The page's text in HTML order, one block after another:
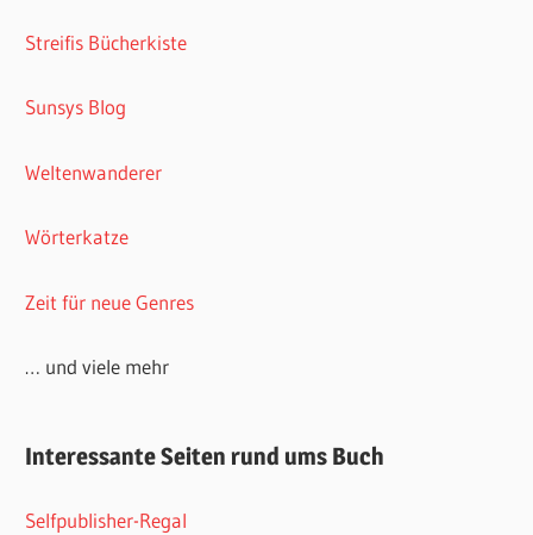
Streifis Bücherkiste
Sunsys Blog
Weltenwanderer
Wörterkatze
Zeit für neue Genres
… und viele mehr
Interessante Seiten rund ums Buch
Selfpublisher-Regal